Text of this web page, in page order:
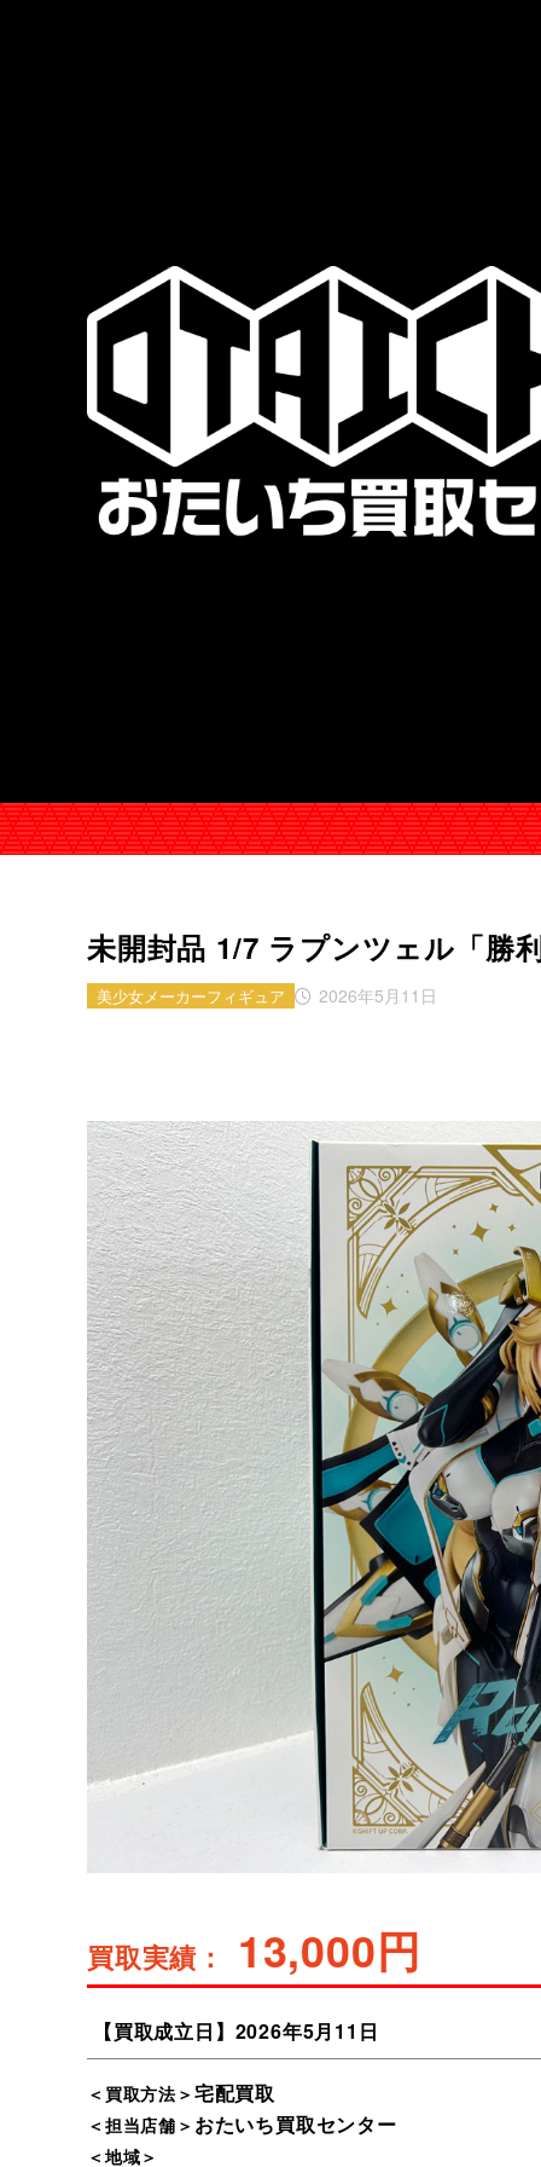
未開封品 1/7 ラプンツェル「勝
2026年5月11日
美少女メーカーフィギュア
買取実績： 13,000円
【買取成立日】 2026 5 11
＜買取方法＞ 宅配買取
＜担当店舗＞ おたいち買取センター
＜地域＞